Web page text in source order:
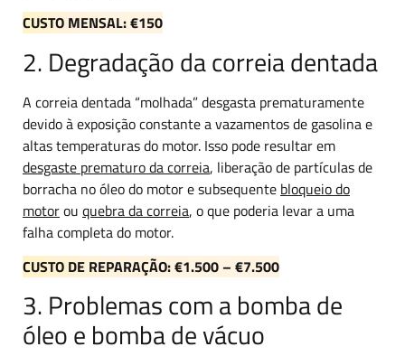
CUSTO MENSAL: €150
2. Degradação da correia dentada
A correia dentada “molhada” desgasta prematuramente
devido à exposição constante a vazamentos de gasolina e
altas temperaturas do motor. Isso pode resultar em
desgaste prematuro da correia, liberação de partículas de
borracha no óleo do motor e subsequente bloqueio do
motorou quebra da correia, o que poderia levar a uma
falha completa do motor.
CUSTO DE REPARAÇÃO: €1.500 – €7.500
3. Problemas com a bomba de
óleo e bomba de vácuo